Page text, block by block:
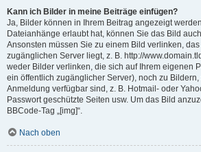
Kann ich Bilder in meine Beiträge einfügen?
Ja, Bilder können in Ihrem Beitrag angezeigt
Dateianhänge erlaubt hat, können Sie das Bild
Ansonsten müssen Sie zu einem Bild verlinken,
zugänglichen Server liegt, z. B. http://
weder Bilder verlinken, die sich auf Ihrem eigenen
ein öffentlich zugänglicher Server), noch zu
Anmeldung verfügbar sind, z. B. Hotmail- oder
Passwort geschützte Seiten usw. Um das Bild
BBCode-Tag „[img]“.
Nach oben